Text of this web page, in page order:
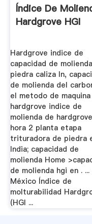
Índice De
Hardgrove HGI
Hardgrove indice de
capacidad de
piedra caliza In,
de molienda del
el metodo de maquina
hardgrove indice de
molienda de
hora 2 planta etapa
trituradora de piedra
India; capacidad de
molienda Home
de molienda hgi en . ...
México Índice de
molturabilidad
(HGI ...